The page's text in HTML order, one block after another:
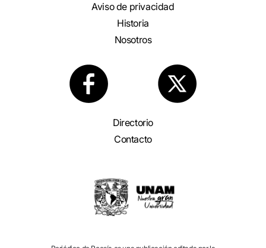
Aviso de privacidad
Historia
Nosotros
Directorio
Contacto